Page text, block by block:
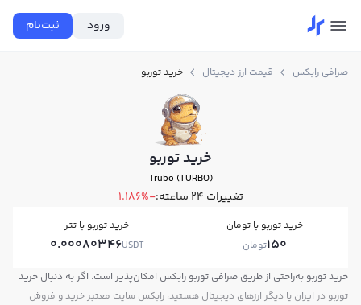
ورود ثبت‌نام
صرافی رابکس قیمت ارز دیجیتال خرید توربو
خرید توربو
Trubo (TURBO)
تغییرات ۲۴ ساعته: -1.186%
خرید توربو با تومان
150تومان
خرید توربو با تتر
0.00080346USDT
خرید توربو به‌راحتی از طریق صرافی توربو رابکس امکان‌پذیر است. اگر به دنبال خرید
توربو در ایران یا دیگر ارزهای دیجیتال هستید، رابکس سایت معتبر خرید و فروش